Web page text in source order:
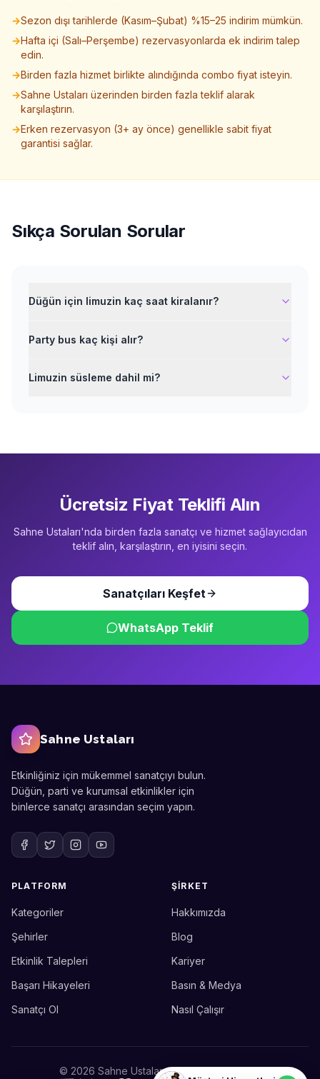
→Sezon dışı tarihlerde (Kasım–Şubat) %15–25 indirim mümkün.
→Hafta içi (Salı–Perşembe) rezervasyonlarda ek indirim talep
edin.
→Birden fazla hizmet birlikte alındığında combo fiyat isteyin.
→Sahne Ustaları üzerinden birden fazla teklif alarak
karşılaştırın.
→Erken rezervasyon (3+ ay önce) genellikle sabit fiyat
garantisi sağlar.
Sıkça Sorulan Sorular
Düğün için limuzin kaç saat kiralanır?
Party bus kaç kişi alır?
Limuzin süsleme dahil mi?
Ücretsiz Fiyat Teklifi Alın
Sahne Ustaları'nda birden fazla sanatçı ve hizmet sağlayıcıdan
teklif alın, karşılaştırın, en iyisini seçin.
Sanatçıları Keşfet
WhatsApp Teklif
Sahne Ustaları
Etkinliğiniz için mükemmel sanatçıyı bulun.
Düğün, parti ve kurumsal etkinlikler için
binlerce sanatçı arasından seçim yapın.
PLATFORM
Kategoriler
Şehirler
Etkinlik Talepleri
Başarı Hikayeleri
Sanatçı Ol
ŞIRKET
Hakkımızda
Blog
Kariyer
Basın & Medya
Nasıl Çalışır
© 2026 Sahne Ustaları. Tüm hakları saklıdır.
Etkinlik uzmanınız
Merhaba! Size nasıl yardımcı
bize ulaşabilirsiniz.
Merhaba! Bilgi almak istiyorum.